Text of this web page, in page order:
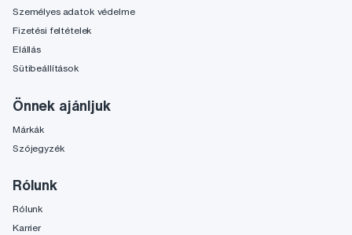
Személyes adatok védelme
Fizetési feltételek
Elállás
Sütibeállítások
Önnek ajánljuk
Márkák
Szójegyzék
Rólunk
Rólunk
Karrier